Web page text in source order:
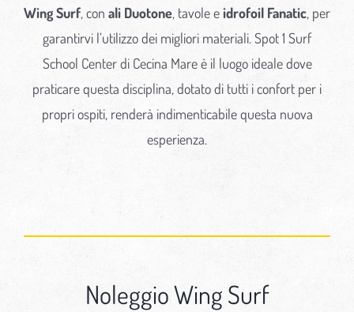
Wing Surf, con ali Duotone, tavole eidrofoil Fanatic, per
garantirvi l’utilizzo dei migliori materiali. Spot 1 Surf
School Center di Cecina Mare è il luogo ideale dove
praticare questa disciplina, dotato di tutti i confort per i
propri ospiti, renderà indimenticabile questa nuova
esperienza.
Noleggio Wing Surf